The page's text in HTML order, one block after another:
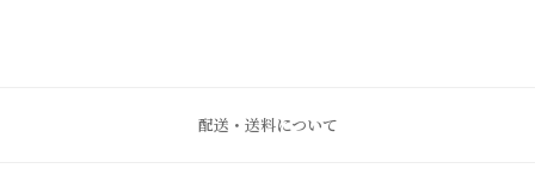
配送・送料について